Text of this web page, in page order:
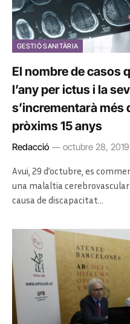
GESTIÓ SANITÀRIA
El nombre de casos
l’any per ictus i la
s’incrementarà més
pròxims 15 anys
Redacció octubre 28, 2019
Avui, 29 d’octubre, es
una malaltia
causa de discapacitat…